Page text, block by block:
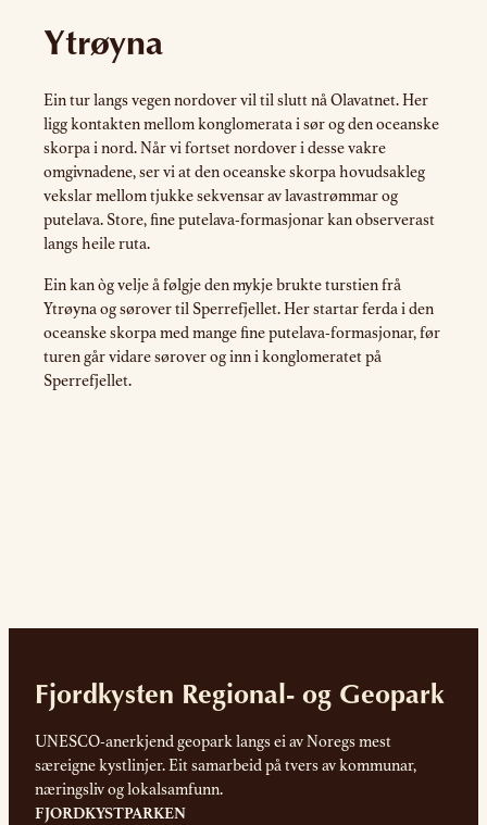
Ytrøyna
Ein tur langs vegen nordover vil til slutt nå Olavatnet. Her
ligg kontakten mellom konglomerata i sør og den oceanske
skorpa i nord. Når vi fortset nordover i desse vakre
omgivnadene, ser vi at den oceanske skorpa hovudsakleg
vekslar mellom tjukke sekvensar av lavastrømmar og
putelava. Store, fine putelava-formasjonar kan observerast
langs heile ruta.
Ein kan òg velje å følgje den mykje brukte turstien frå
Ytrøyna og sørover til Sperrefjellet. Her startar ferda i den
oceanske skorpa med mange fine putelava-formasjonar, før
turen går vidare sørover og inn i konglomeratet på
Sperrefjellet.
Fjordkysten Regional- og Geopark
UNESCO-anerkjend geopark langs ei av Noregs mest
særeigne kystlinjer. Eit samarbeid på tvers av kommunar,
næringsliv og lokalsamfunn.
FJORDKYSTPARKEN